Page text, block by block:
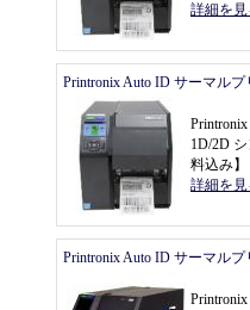
詳細を
Printronix Auto ID サーマルプ
1D/2D
料込み】
詳細を
Printronix Auto ID サーマルプ